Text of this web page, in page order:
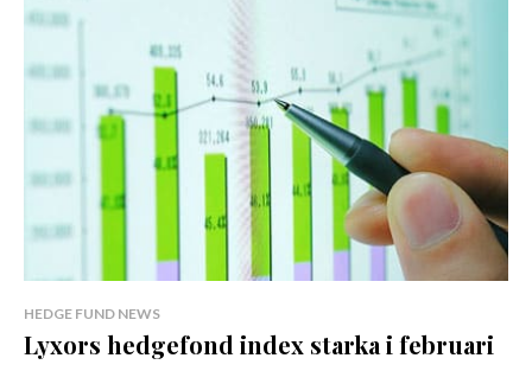
HEDGE FUND NEWS
Lyxors hedgefond index starka i februari